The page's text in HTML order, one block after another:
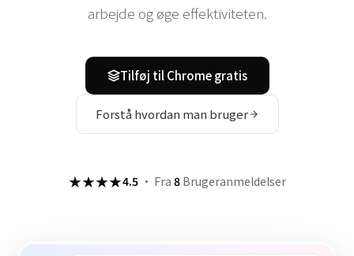
arbejde og øge effektiviteten.
Tilføj til Chrome gratis
Forstå hvordan man bruger
★★★★4.5· Fra 8 Brugeranmeldelser